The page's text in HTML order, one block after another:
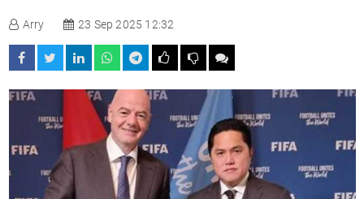
Video
Foto
Arry 23 Sep 2025 12:32